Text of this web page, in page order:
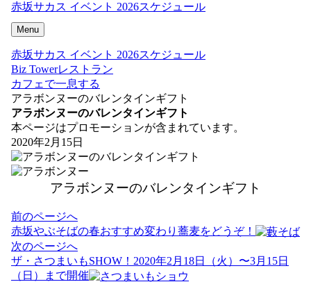
赤坂サカス イベント 2026スケジュール
Menu
赤坂サカス イベント 2026スケジュール
Biz Towerレストラン
カフェで一息する
アラボンヌーのバレンタインギフト
アラボンヌーのバレンタインギフト
本ページはプロモーションが含まれています。
2020年2月15日
アラボンヌーのバレンタインギフト
投
稿
ナ
ビ
ゲ
前のページへ
赤坂やぶそばの春おすすめ変わり蕎麦をどうぞ！
次のページへ
ザ・さつまいもSHOW！2020年2月18日（火）〜3月15日
（日）まで開催